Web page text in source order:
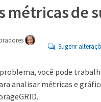
métricas de
Sugerir
você pode
analisar métricas e